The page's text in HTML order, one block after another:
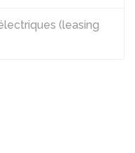
(leasing